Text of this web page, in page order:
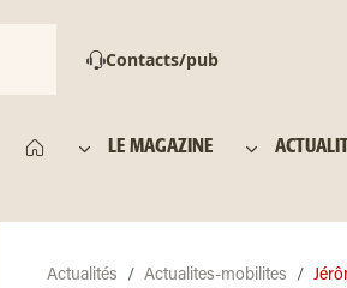
Contacts/pub
LE MAGAZINE
Actualités Actualites-mobilites